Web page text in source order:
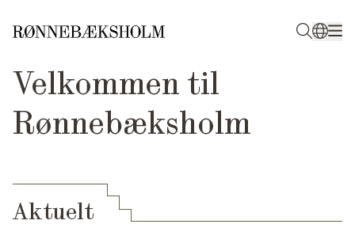
De aktuelle udstillinger i
Kunsthallen
→
Velkommen til
Rønnebæksholm
Aktuelt